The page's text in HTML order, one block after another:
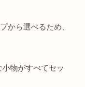
から選べるため、
物がすべてセッ